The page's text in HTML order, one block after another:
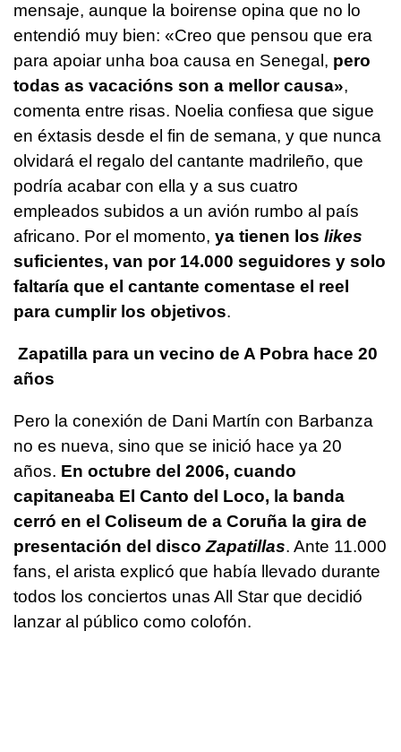
mensaje, aunque la boirense opina que no lo
entendió muy bien: «Creo que pensou que era
para apoiar unha boa causa en Senegal, pero
todas as vacacións son a mellor causa»,
comenta entre risas. Noelia confiesa que sigue
en éxtasis desde el fin de semana, y que nunca
olvidará el regalo del cantante madrileño, que
podría acabar con ella y a sus cuatro
empleados subidos a un avión rumbo al país
africano. Por el momento, ya tienen los likes
suficientes, van por 14.000 seguidores y solo
faltaría que el cantante comentase el reel
para cumplir los objetivos.
Zapatilla para un vecino de A Pobra hace 20
años
Pero la conexión de Dani Martín con Barbanza
no es nueva, sino que se inició hace ya 20
años. En octubre del 2006, cuando
capitaneaba El Canto del Loco, la banda
cerró en el Coliseum de a Coruña la gira de
presentación del discoZapatillas. Ante 11.000
fans, el arista explicó que había llevado durante
todos los conciertos unas All Star que decidió
lanzar al público como colofón.